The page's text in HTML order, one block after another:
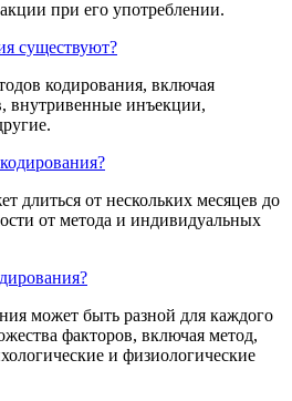
при его употреблении.
существуют?
кодирования, включая
внутривенные инъекции,
длиться от нескольких месяцев до
от метода и индивидуальных
может быть разной для каждого
факторов, включая метод,
и физиологические